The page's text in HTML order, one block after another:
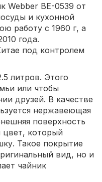
Webber BE-0539 от
и кухонной
работу с 1960 г, а
года.
под контролем
литров. Этого
или чтобы
друзей. В качестве
нержавеющая
поверхность
цвет, который
Такое покрытие
вид, но и
чайник